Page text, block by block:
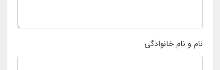
نام و نام خانوادگی